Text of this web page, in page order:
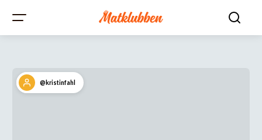
@kristinfahl